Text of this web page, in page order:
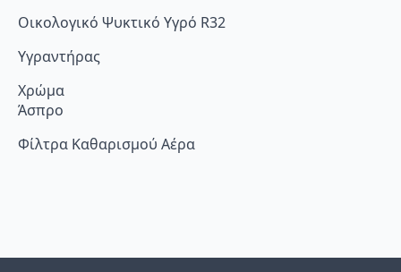
Οικολογικό Ψυκτικό Υγρό R32
Υγραντήρας
Χρώμα
Άσπρο
Φίλτρα Καθαρισμού Αέρα